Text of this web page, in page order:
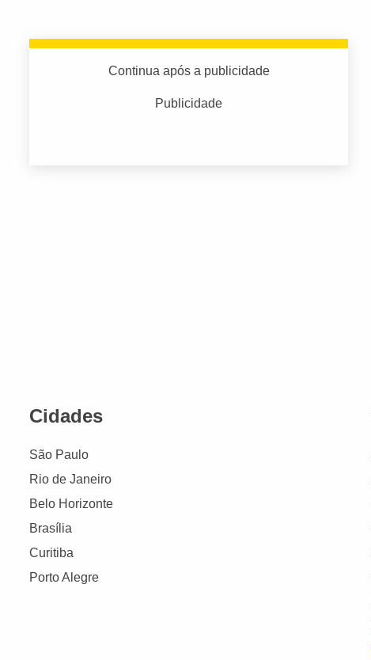
Continua após a publicidade
Publicidade
Cidades
São Paulo
Rio de Janeiro
Belo Horizonte
Brasília
Curitiba
Porto Alegre